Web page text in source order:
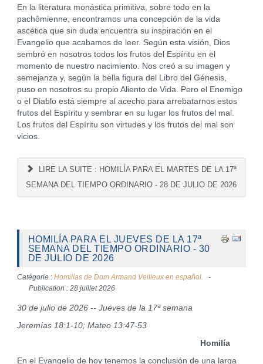
En la literatura monástica primitiva, sobre todo en la
pachômienne, encontramos una concepción de la vida
ascética que sin duda encuentra su inspiración en el
Evangelio que acabamos de leer. Según esta visión, Dios
sembró en nosotros todos los frutos del Espíritu en el
momento de nuestro nacimiento. Nos creó a su imagen y
semejanza y, según la bella figura del Libro del Génesis,
puso en nosotros su propio Aliento de Vida. Pero el Enemigo
o el Diablo está siempre al acecho para arrebatarnos estos
frutos del Espíritu y sembrar en su lugar los frutos del mal.
Los frutos del Espíritu son virtudes y los frutos del mal son
vicios.
LIRE LA SUITE : HOMILÍA PARA EL MARTES DE LA 17ª
SEMANA DEL TIEMPO ORDINARIO - 28 DE JULIO DE 2026
HOMILÍA PARA EL JUEVES DE LA 17ª
SEMANA DEL TIEMPO ORDINARIO - 30
DE JULIO DE 2026
Catégorie : Homilías de Dom Armand Veilleux en español.
Publication : 28 juillet 2026
30 de julio de 2026 -- Jueves de la 17ª semana
Jeremías 18:1-10; Mateo 13:47-53
Homilía
En el Evangelio de hoy tenemos la conclusión de una larga